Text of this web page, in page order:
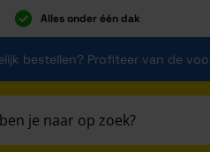
Alles onder één dak
bestellen? Profiteer van de